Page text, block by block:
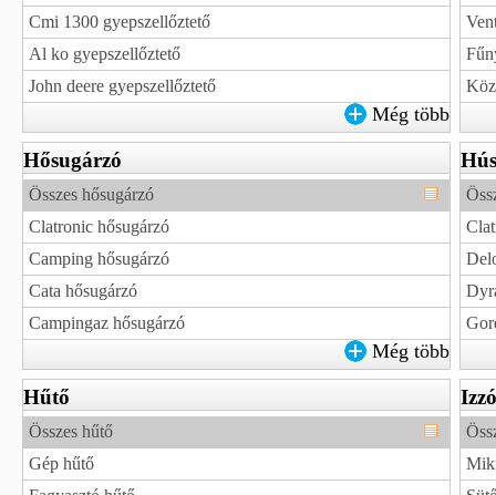
Cmi 1300 gyepszellőztető
Al ko gyepszellőztető
John deere gyepszellőztető
Még több
Hősugárzó
Összes hősugárzó
Clatronic hősugárzó
Camping hősugárzó
Cata hősugárzó
Campingaz hősugárzó
Még több
Hűtő
Összes hűtő
Gép hűtő
Izzó